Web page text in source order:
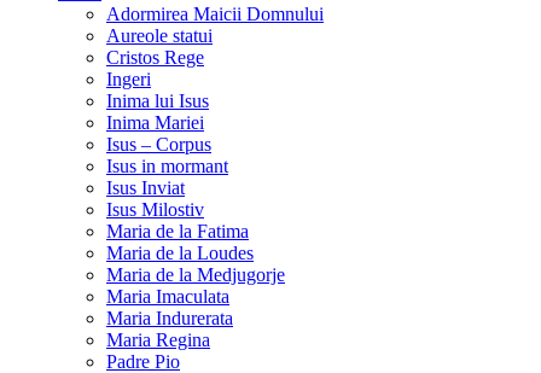
Adormirea Maicii Domnului
Aureole statui
Cristos Rege
Ingeri
Inima lui Isus
Inima Mariei
Isus – Corpus
Isus in mormant
Isus Inviat
Isus Milostiv
Maria de la Fatima
Maria de la Loudes
Maria de la Medjugorje
Maria Imaculata
Maria Indurerata
Maria Regina
Padre Pio